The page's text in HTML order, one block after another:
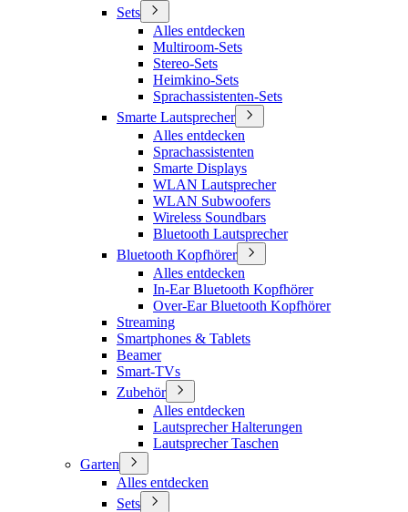
Sets
Alles entdecken
Multiroom-Sets
Stereo-Sets
Heimkino-Sets
Sprachassistenten-Sets
Smarte Lautsprecher
Alles entdecken
Sprachassistenten
Smarte Displays
WLAN Lautsprecher
WLAN Subwoofers
Wireless Soundbars
Bluetooth Lautsprecher
Bluetooth Kopfhörer
Alles entdecken
In-Ear Bluetooth Kopfhörer
Over-Ear Bluetooth Kopfhörer
Streaming
Smartphones & Tablets
Beamer
Smart-TVs
Zubehör
Alles entdecken
Lautsprecher Halterungen
Lautsprecher Taschen
Garten
Alles entdecken
Sets